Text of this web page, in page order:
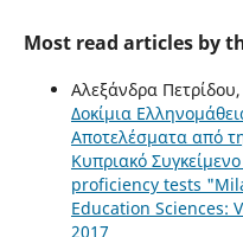
Most read articles by
Αλεξάνδρα
Δοκίμια
Αποτελέσματα από
Κυπριακό
proficiency tests
Education Sciences:
2017